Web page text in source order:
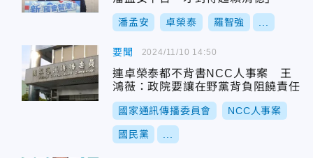
潘孟安 卓榮泰 羅智強
要聞
連卓榮泰都不背書NCC人事案 王
鴻薇：政院要讓在野黨背負阻饒責任
國家通訊傳播委員會 NCC人事案
國民黨
2024/11/10 14:50